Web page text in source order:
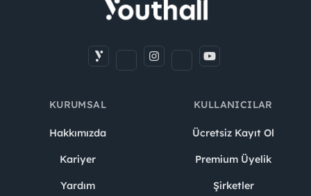
KURUMSAL
Hakkımızda
Kariyer
Yardım
KULLANICILAR
Ücretsiz Kayıt Ol
Premium Üyelik
Şirketler